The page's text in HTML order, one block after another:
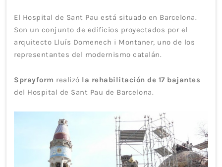
El Hospital de Sant Pau está situado en Barcelona.
Son un conjunto de edificios proyectados por el
arquitecto Lluís Domenech i Montaner, uno de los
representantes del modernismo catalán.
Sprayform realizó la rehabilitación de 17 bajantes
del Hospital de Sant Pau de Barcelona.